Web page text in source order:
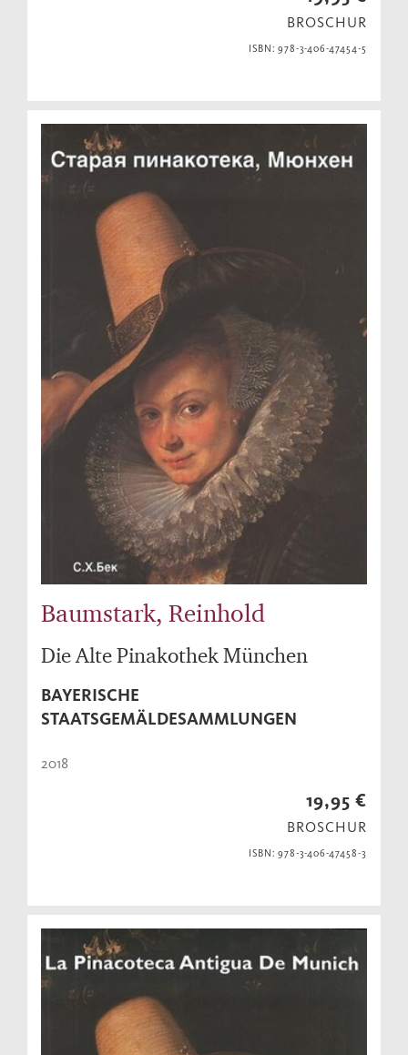
BROSCHUR
ISBN: 978-3-406-47454-5
Baumstark, Reinhold
Die Alte Pinakothek München
BAYERISCHE
STAATSGEMÄLDESAMMLUNGEN
2018
19,95 €
BROSCHUR
ISBN: 978-3-406-47458-3